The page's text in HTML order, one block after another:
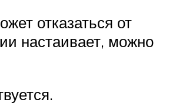
отказаться от
настаивает, можно